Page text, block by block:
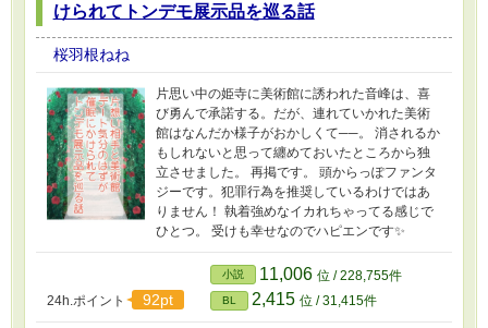
けられてトンデモ展示品を巡る話
桜羽根ねね
片思い中の姫寺に美術館に誘われた音峰は、喜
び勇んで承諾する。だが、連れていかれた美術
館はなんだか様子がおかしくて──。 消されるか
もしれないと思って纏めておいたところから独
立させました。 再掲です。 頭からっぽファンタ
ジーです。犯罪行為を推奨しているわけではあ
りません！ 執着強めなイカれちゃってる感じで
ひとつ。 受けも幸せなのでハピエンです✨
24h.ポイント 92pt
小説 11,006 位 / 228,755件
BL 2,415 位 / 31,415件